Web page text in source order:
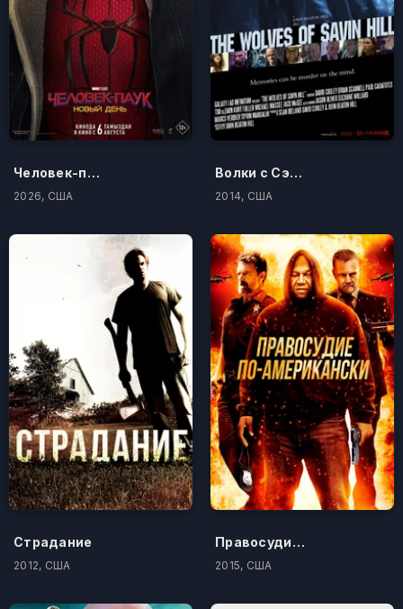
Человек-паук: Новый день
2026, США
Волки с Сэйвин-Хилл
2014, США
Страдание
2012, США
Правосудие по-американски
2015, США